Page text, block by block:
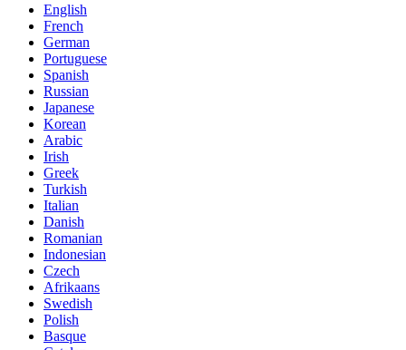
English
French
German
Portuguese
Spanish
Russian
Japanese
Korean
Arabic
Irish
Greek
Turkish
Italian
Danish
Romanian
Indonesian
Czech
Afrikaans
Swedish
Polish
Basque